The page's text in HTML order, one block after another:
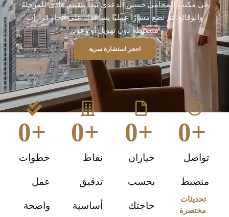
في مكتب المحامي حسين الدعدي نبدأ بتقييم هادئ للمرحلة
والوقائع، ثم نضع مسارًا عمليًا يساعدك على اتخاذ قرارات
منضبطة دون تهويل أو وعود.
احجز استشارة سرية
تواصل
منضبط
+
0
تحديثات
مختصرة
خياران
بحسب
حاجتك
+
0
نقاط
تدقيق
أساسية
+
0
خطوات
عمل
واضحة
+
0